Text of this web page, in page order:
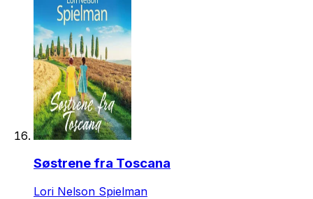
Søstrene fra Toscana
Lori Nelson Spielman